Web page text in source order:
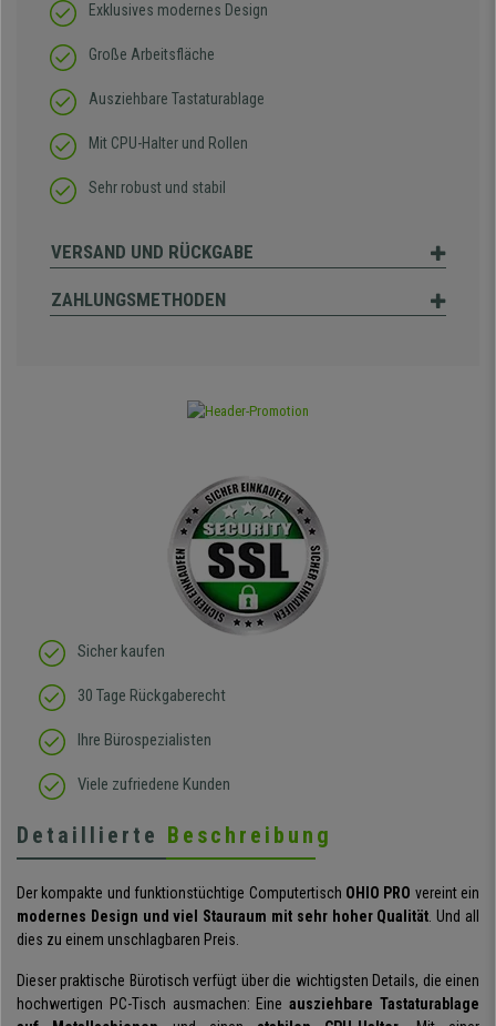
Exklusives modernes Design
Große Arbeitsfläche
Ausziehbare Tastaturablage
Mit CPU-Halter und Rollen
Sehr robust und stabil
VERSAND UND RÜCKGABE
ZAHLUNGSMETHODEN
Sicher kaufen
30 Tage Rückgaberecht
Ihre Bürospezialisten
Viele zufriedene Kunden
Detaillierte Beschreibung
Der kompakte und funktionstüchtige Computertisch OHIO PRO vereint ein
modernes Design und viel Stauraum mit sehr hoher Qualität. Und all
dies zu einem unschlagbaren Preis.
Dieser praktische Bürotisch verfügt über die wichtigsten Details, die einen
hochwertigen PC-Tisch ausmachen: Eineausziehbare Tastaturablage